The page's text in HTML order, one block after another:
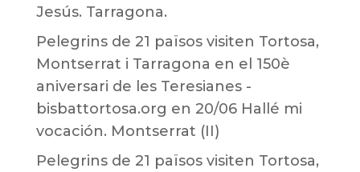
Jesús. Tarragona.
Pelegrins de 21 països visiten Tortosa,
Montserrat i Tarragona en el 150è
aniversari de les Teresianes -
bisbattortosa.org en 20/06 Hallé mi
vocación. Montserrat (II)
Pelegrins de 21 països visiten Tortosa,